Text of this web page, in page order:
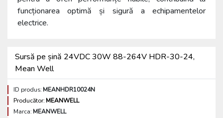
funcționarea optimă și sigură a echipamentelor
electrice.
Sursă pe șină 24VDC 30W 88-264V HDR-30-24,
Mean Well
ID produs:MEANHDR10024N
Producător:MEANWELL
Marca:MEANWELL